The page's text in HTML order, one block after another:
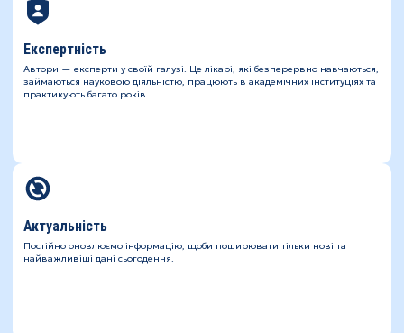
Експертність
Автори — експерти у своїй галузі. Це лікарі, які безперервно навчаються,
займаються науковою діяльністю, працюють в академічних інституціях та
практикують багато років.
Актуальність
Постійно оновлюємо інформацію, щоби поширювати тільки нові та
найважливіші дані сьогодення.